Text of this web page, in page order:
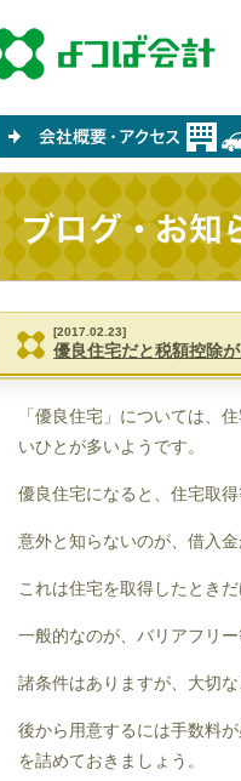
[2017.02.23]
優良住宅だと税額控除
「優良住宅」については、
いひとが多いようです。
優良住宅になると、住宅取
意外と知らないのが、借入
これは住宅を取得したとき
一般的なのが、バリアフリー
諸条件はありますが、大切
後から用意するには手数料
を詰めておきましょう。